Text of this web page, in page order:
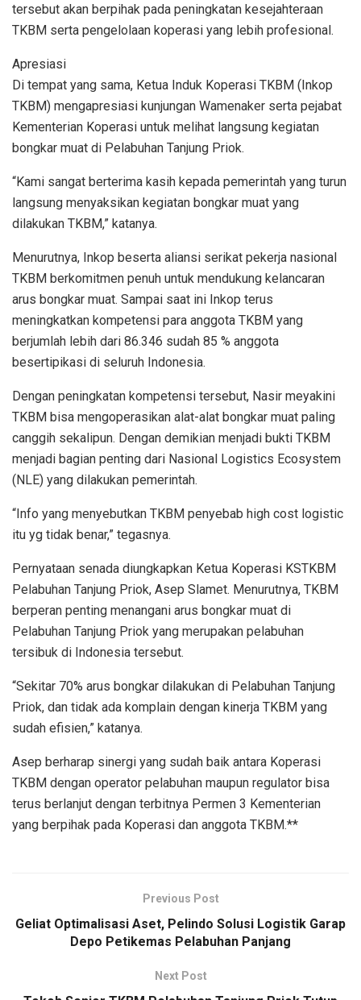
tersebut akan berpihak pada peningkatan kesejahteraan
TKBM serta pengelolaan koperasi yang lebih profesional.
Apresiasi
Di tempat yang sama, Ketua Induk Koperasi TKBM (Inkop
TKBM) mengapresiasi kunjungan Wamenaker serta pejabat
Kementerian Koperasi untuk melihat langsung kegiatan
bongkar muat di Pelabuhan Tanjung Priok.
“Kami sangat berterima kasih kepada pemerintah yang turun
langsung menyaksikan kegiatan bongkar muat yang
dilakukan TKBM,” katanya.
Menurutnya, Inkop beserta aliansi serikat pekerja nasional
TKBM berkomitmen penuh untuk mendukung kelancaran
arus bongkar muat. Sampai saat ini Inkop terus
meningkatkan kompetensi para anggota TKBM yang
berjumlah lebih dari 86.346 sudah 85 % anggota
besertipikasi di seluruh Indonesia.
Dengan peningkatan kompetensi tersebut, Nasir meyakini
TKBM bisa mengoperasikan alat-alat bongkar muat paling
canggih sekalipun. Dengan demikian menjadi bukti TKBM
menjadi bagian penting dari Nasional Logistics Ecosystem
(NLE) yang dilakukan pemerintah.
“Info yang menyebutkan TKBM penyebab high cost logistic
itu yg tidak benar,” tegasnya.
Pernyataan senada diungkapkan Ketua Koperasi KSTKBM
Pelabuhan Tanjung Priok, Asep Slamet. Menurutnya, TKBM
berperan penting menangani arus bongkar muat di
Pelabuhan Tanjung Priok yang merupakan pelabuhan
tersibuk di Indonesia tersebut.
“Sekitar 70% arus bongkar dilakukan di Pelabuhan Tanjung
Priok, dan tidak ada komplain dengan kinerja TKBM yang
sudah efisien,” katanya.
Asep berharap sinergi yang sudah baik antara Koperasi
TKBM dengan operator pelabuhan maupun regulator bisa
terus berlanjut dengan terbitnya Permen 3 Kementerian
yang berpihak pada Koperasi dan anggota TKBM.**
Previous Post
Geliat Optimalisasi Aset, Pelindo Solusi Logistik Garap
Depo Petikemas Pelabuhan Panjang
Next Post